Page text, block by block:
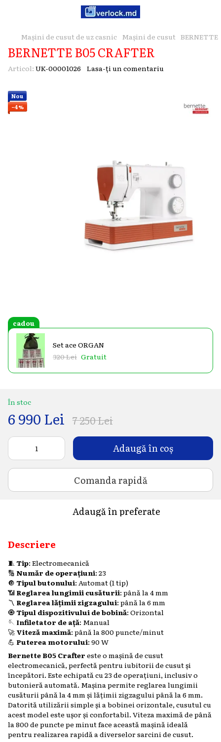
Mașini de cusut de uz casnic Mașini de cusut BERNETTE
BERNETTE B05 CRAFTER
Articol: UK-00001026 Lasa-ți un comentariu
Nou
−4%
cadou
Set ace ORGAN
320 Lei Gratuit
În stoc
6 990 Lei 7 250 Lei
Adaugă în coș
Comanda rapidă
Adaugă în preferate
Descriere
🧵Tip: Electromecanică
🔢 Număr de operațiuni: 23
🔘 Tipul butonului: Automat (1 tip)
📶 Reglarea lungimii cusăturii: până la 4 mm
〽️ Reglarea lățimii zigzagului: până la 6 mm
🧿Tipul dispozitivului de bobină: Orizontal
🪡 Infiletator de ață: Manual
🚀 Viteză maximă: până la 800 puncte/minut
💪 Puterea motorului: 90 W
Bernette B05 Crafter este o mașină de cusut
electromecanică, perfectă pentru iubitorii de cusut și
începători. Este echipată cu 23 de operațiuni, inclusiv o
butonieră automată. Mașina permite reglarea lungimii
cusăturii până la 4 mm și lățimii zigzagului până la 6 mm.
Datorită utilizării simple și a bobinei orizontale, cusutul cu
acest model este ușor și confortabil. Viteza maximă de până
la 800 de puncte pe minut face această mașină ideală
pentru realizarea rapidă a diverselor sarcini de cusut.